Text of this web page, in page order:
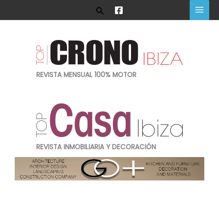
al
Buscar
REVISTA MENSUAL 100% MOTOR
REVISTA INMOBILIARIA Y DECORACIÓN